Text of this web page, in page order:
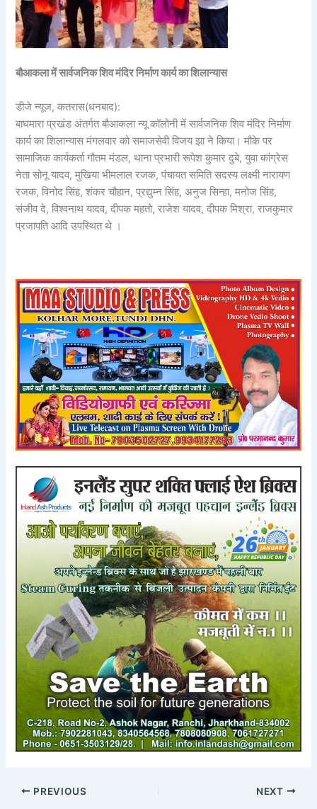
बौआकला में सार्वजनिक शिव मंदिर निर्माण कार्य का शिलान्यास
डीजे न्यूज, कतरास(धनबाद):
बाघमारा प्रखंड अंतर्गत बौआकला न्यू कॉलोनी में सार्वजनिक शिव मंदिर निर्माण
कार्य का शिलान्यास मंगलवार को समाजसेवी विजय झा ने किया। मौके पर
सामाजिक कार्यकर्ता गौतम मंडल, थाना प्रभारी रूपेश कुमार दुबे, युवा कांग्रेस
नेता सोनू यादव, मुखिया भीमलाल रजक, पंचायत समिति सदस्य लक्ष्मी नारायण
रजक, विनोद सिंह, शंकर चौहान, प्रद्युम्न सिंह, अनुज सिन्हा, मनोज सिंह,
संजीव दे, विश्वनाथ यादव, दीपक महतो, राजेश यादव, दीपक मिश्रा, राजकुमार
प्रजापति आदि उपस्थित थे ।
PREVIOUS NEXT